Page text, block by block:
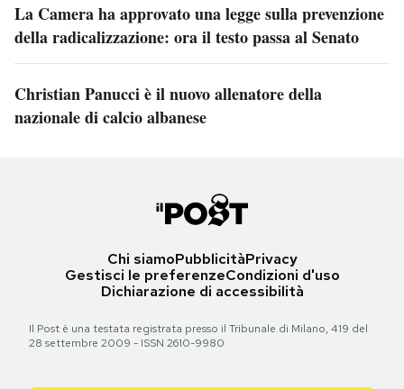
La Camera ha approvato una legge sulla prevenzione
della radicalizzazione: ora il testo passa al Senato
Christian Panucci è il nuovo allenatore della
nazionale di calcio albanese
Chi siamoPubblicitàPrivacy
Gestisci le preferenzeCondizioni d'uso
Dichiarazione di accessibilità
Il Post è una testata registrata presso il Tribunale di Milano, 419 del
28 settembre 2009 - ISSN 2610-9980